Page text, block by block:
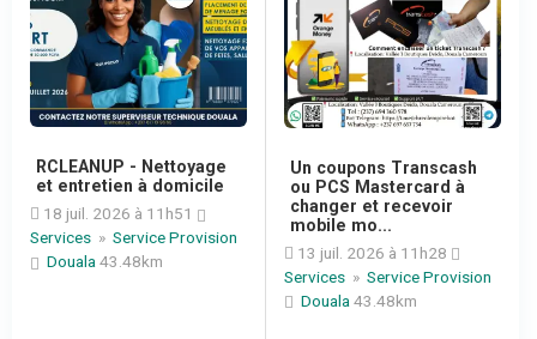
RCLEANUP - Nettoyage
et entretien à domicile
18 juil. 2026 à 11h51
Services » Service Provision
Douala 43.48km
Un coupons Transcash
ou PCS Mastercard à
changer et recevoir
mobile mo...
13 juil. 2026 à 11h28
Services » Service Provision
Douala 43.48km